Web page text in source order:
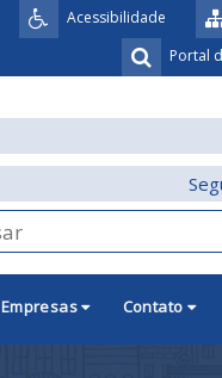
Acessibilidade
Portal
Empresas Contato